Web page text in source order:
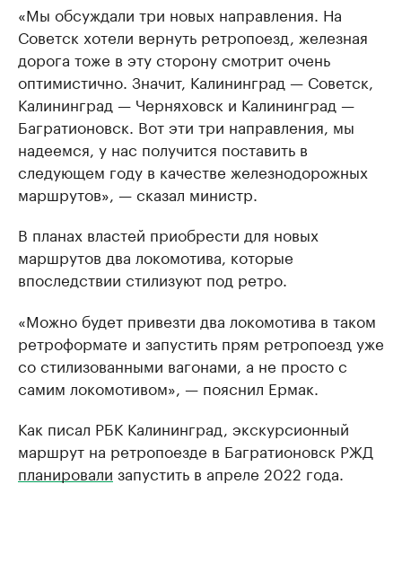
«Мы обсуждали три новых направления. На
Советск хотели вернуть ретропоезд, железная
дорога тоже в эту сторону смотрит очень
оптимистично. Значит, Калининград — Советск,
Калининград — Черняховск и Калининград —
Багратионовск. Вот эти три направления, мы
надеемся, у нас получится поставить в
следующем году в качестве железнодорожных
маршрутов», — сказал министр.
В планах властей приобрести для новых
маршрутов два локомотива, которые
впоследствии стилизуют под ретро.
«Можно будет привезти два локомотива в таком
ретроформате и запустить прям ретропоезд уже
со стилизованными вагонами, а не просто с
самим локомотивом», — пояснил Ермак.
Как писал РБК Калининград, экскурсионный
маршрут на ретропоезде в Багратионовск РЖД
планировали запустить в апреле 2022 года.